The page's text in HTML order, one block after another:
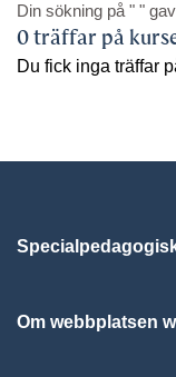
Din sökning på " " gav
0 träffar på
Du fick inga träffar
Om webbplatsen